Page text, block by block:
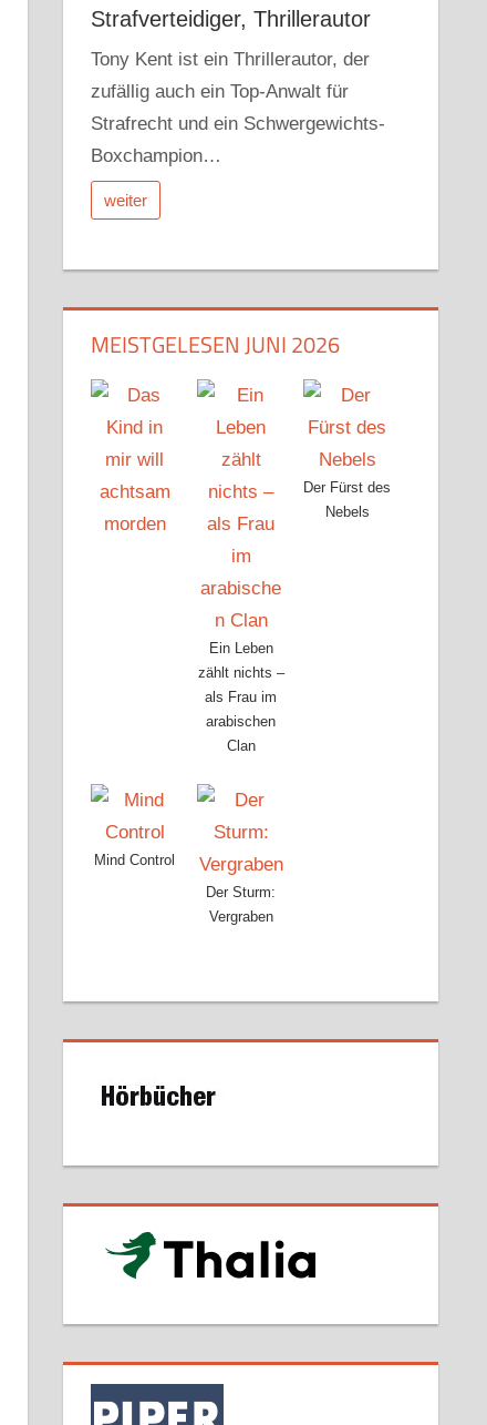
Strafverteidiger, Thrillerautor
Tony Kent ist ein Thrillerautor, der
zufällig auch ein Top-Anwalt für
Strafrecht und ein Schwergewichts-
Boxchampion…
weiter
MEISTGELESEN JUNI 2026
Ein Leben
zählt nichts –
als Frau im
arabischen
Clan
Der Fürst des
Nebels
Mind Control
Der Sturm:
Vergraben